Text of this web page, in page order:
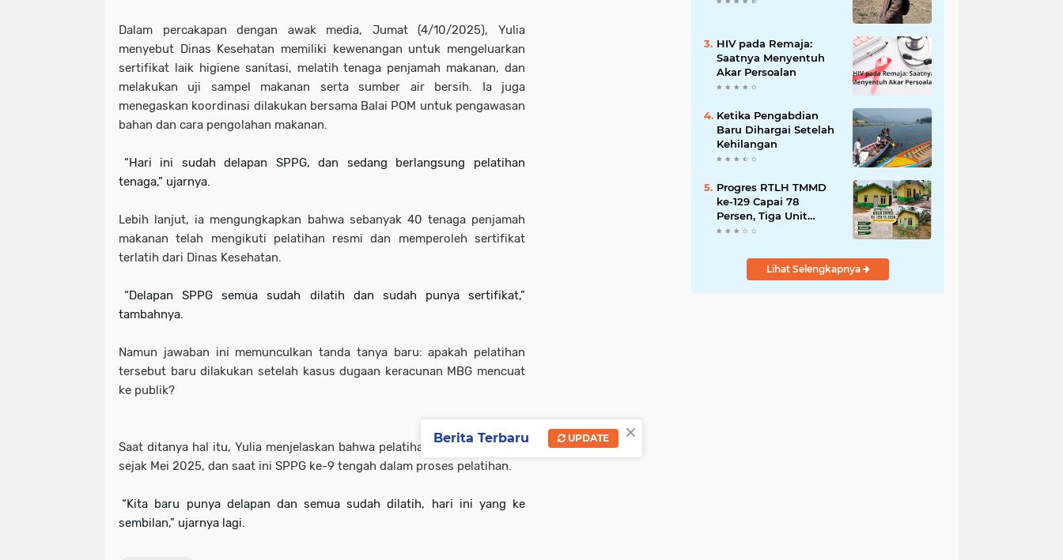
Dalam percakapan dengan awak media, Jumat (4/10/2025), Yulia
menyebut Dinas Kesehatan memiliki kewenangan untuk mengeluarkan
sertifikat laik higiene sanitasi, melatih tenaga penjamah makanan, dan
melakukan uji sampel makanan serta sumber air bersih. Ia juga
menegaskan koordinasi dilakukan bersama Balai POM untuk pengawasan
bahan dan cara pengolahan makanan.
“Hari ini sudah delapan SPPG, dan sedang berlangsung pelatihan
tenaga,” ujarnya.
Lebih lanjut, ia mengungkapkan bahwa sebanyak 40 tenaga penjamah
makanan telah mengikuti pelatihan resmi dan memperoleh sertifikat
terlatih dari Dinas Kesehatan.
“Delapan SPPG semua sudah dilatih dan sudah punya sertifikat,”
tambahnya.
Namun jawaban ini memunculkan tanda tanya baru: apakah pelatihan
tersebut baru dilakukan setelah kasus dugaan keracunan MBG mencuat
ke publik?
Saat ditanya hal itu, Yulia menjelaskan bahwa pelatihan sudah dilakukan
sejak Mei 2025, dan saat ini SPPG ke-9 tengah dalam proses pelatihan.
“Kita baru punya delapan dan semua sudah dilatih, hari ini yang ke
sembilan,” ujarnya lagi.
HIV pada Remaja:
Saatnya Menyentuh
Akar Persoalan
Ketika Pengabdian
Baru Dihargai Setelah
Kehilangan
Progres RTLH TMMD
ke-129 Capai 78
Persen, Tiga Unit
Rumah Bantuan Mulai
Lihat Selengkapnya
×
Berita Terbaru UPDATE